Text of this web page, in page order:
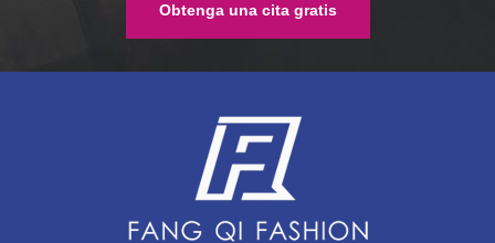
Obtenga una cita gratis